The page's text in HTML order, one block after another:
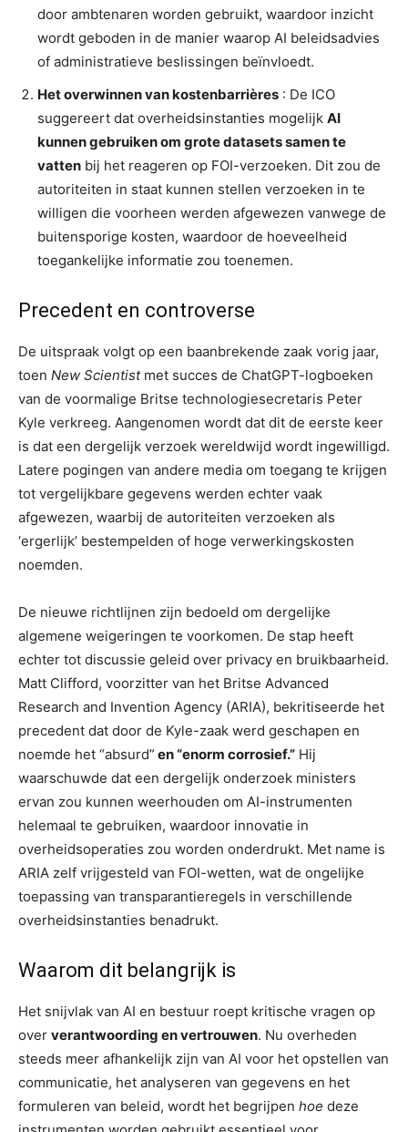
door ambtenaren worden gebruikt, waardoor inzicht
wordt geboden in de manier waarop AI beleidsadvies
of administratieve beslissingen beïnvloedt.
Het overwinnen van kostenbarrières : De ICO
suggereert dat overheidsinstanties mogelijk AI
kunnen gebruiken om grote datasets samen te
vatten bij het reageren op FOI-verzoeken. Dit zou de
autoriteiten in staat kunnen stellen verzoeken in te
willigen die voorheen werden afgewezen vanwege de
buitensporige kosten, waardoor de hoeveelheid
toegankelijke informatie zou toenemen.
Precedent en controverse
De uitspraak volgt op een baanbrekende zaak vorig jaar,
toen New Scientistmet succes de ChatGPT-logboeken
van de voormalige Britse technologiesecretaris Peter
Kyle verkreeg. Aangenomen wordt dat dit de eerste keer
is dat een dergelijk verzoek wereldwijd wordt ingewilligd.
Latere pogingen van andere media om toegang te krijgen
tot vergelijkbare gegevens werden echter vaak
afgewezen, waarbij de autoriteiten verzoeken als
‘ergerlijk’ bestempelden of hoge verwerkingskosten
noemden.
De nieuwe richtlijnen zijn bedoeld om dergelijke
algemene weigeringen te voorkomen. De stap heeft
echter tot discussie geleid over privacy en bruikbaarheid.
Matt Clifford, voorzitter van het Britse Advanced
Research and Invention Agency (ARIA), bekritiseerde het
precedent dat door de Kyle-zaak werd geschapen en
noemde het “absurd” en “enorm corrosief.” Hij
waarschuwde dat een dergelijk onderzoek ministers
ervan zou kunnen weerhouden om AI-instrumenten
helemaal te gebruiken, waardoor innovatie in
overheidsoperaties zou worden onderdrukt. Met name is
ARIA zelf vrijgesteld van FOI-wetten, wat de ongelijke
toepassing van transparantieregels in verschillende
overheidsinstanties benadrukt.
Waarom dit belangrijk is
Het snijvlak van AI en bestuur roept kritische vragen op
over verantwoording en vertrouwen. Nu overheden
steeds meer afhankelijk zijn van AI voor het opstellen van
communicatie, het analyseren van gegevens en het
formuleren van beleid, wordt het begrijpen hoe deze